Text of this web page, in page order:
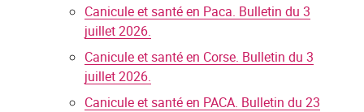
Canicule et santé en Paca. Bulletin du 3
juillet 2026.
Canicule et santé en Corse. Bulletin du 3
juillet 2026.
Canicule et santé en PACA. Bulletin du 23